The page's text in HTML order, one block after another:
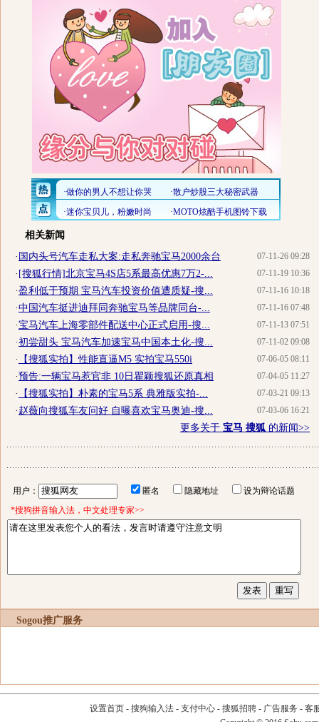
相关新闻
07-11-26 09:28
·国内头号汽车走私大案:走私奔驰宝马2000余台
07-11-19 10:36
·[搜狐行情]北京宝马4S店5系最高优惠7万2-...
07-11-16 10:18
·盈利低于预期 宝马汽车投资价值遭质疑-搜...
07-11-16 07:48
·中国汽车挺进迪拜同奔驰宝马等品牌同台-...
07-11-13 07:51
·宝马汽车上海零部件配送中心正式启用-搜...
07-11-02 09:08
·初尝甜头 宝马汽车加速宝马中国本土化-搜...
07-06-05 08:11
· 【搜狐实拍】性能直逼M5 实拍宝马550i
07-04-05 11:27
·预告:一辆宝马惹官非 10日瞿颖搜狐还原真相
07-03-21 09:13
· 【搜狐实拍】朴素的宝马5系 典雅版实拍-...
07-03-06 16:21
·赵薇向搜狐车友问好 自曝喜欢宝马奥迪-搜...
更多关于 宝马 搜狐 的新闻>>
用户： 匿名 隐藏地址
设为辩论话题
*搜狗拼音输入法，中文处理专家>>
Sogou推广服务
设置首页- 搜狗输入法- 支付中心- 搜狐招聘- 广告服务 - 客